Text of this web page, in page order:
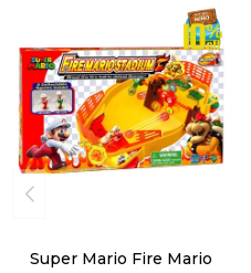
Super Mario Fire Mario